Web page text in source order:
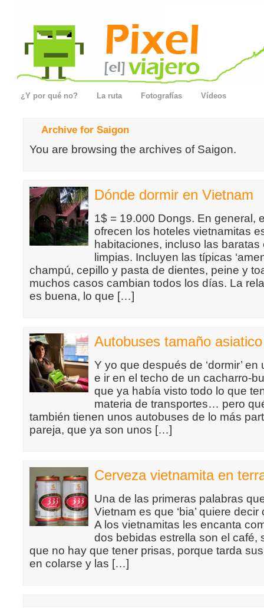
¿Y por qué no? La ruta Fotografías Vídeos
Archive for Saigon
You are browsing the archives of Saigon.
Dónde dormir en Vietnam
1$ = 19.000 Dongs. En general,
ofrecen los hoteles vietnamitas
habitaciones, incluso las baratas
limpias. Incluyen las típicas
champú, cepillo y pasta de dientes, peine y
muchos casos cambian todos los días. La
es buena, lo que […]
Autobuses tamaño asiatico
Y yo que después de ‘dormir’ en
e ir en el techo de un cacharro-
que ya había visto todo lo que
materia de transportes… pero
también tienen unos autobuses de lo más
pareja, que ya son unos […]
Cerveza vietnamita en
Una de las primeras palabras
Vietnam es que ‘bia’ quiere
A los vietnamitas les encanta
dos bebidas estrella son el café,
que no hay que tener prisas, porque tarda
en colarse y las […]